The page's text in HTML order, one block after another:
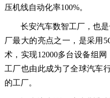
压机线自动化率100%。
长安汽车数智工厂，也
厂最大的亮点之一，是采用
术，实现12000多台设备组
工厂也由此成为了全球汽车
的工厂。